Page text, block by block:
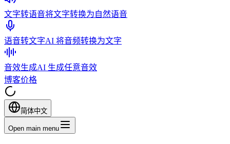
文字转语音将文字转换为自然语音
语音转文字AI 将音频转换为文字
音效生成AI 生成任意音效
博客价格
简体中文
Open main menu